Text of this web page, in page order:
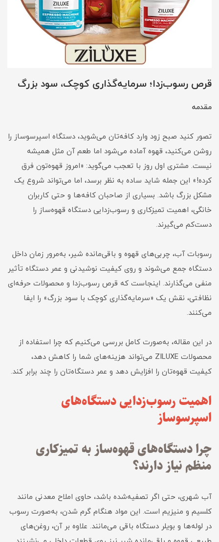
قرص رسوب‌زدا؛ سرمایه‌گذاری کوچک، سود بزرگ
مقدمه
تصور کنید صبح زود وارد کافه‌تان می‌شوید، دستگاه اسپرسوساز را
روشن می‌کنید، قهوه آماده می‌شود اما طعم آن مثل همیشه
نیست. مشتری اول روز با تعجب می‌گوید: «امروز قهوه‌تون فرق
کرده!» این جمله شاید ساده به نظر برسد، اما می‌تواند شروع یک
مشکل بزرگ باشد. بسیاری از صاحبان کافه‌ها و حتی کاربران
خانگی، اهمیت تمیزکاری و رسوب‌زدایی دستگاه قهوه‌ساز را
دست‌کم می‌گیرند.
رسوبات آب، چربی‌های قهوه و باقی‌مانده شیر، به‌مرور زمان داخل
دستگاه جمع می‌شوند و روی کیفیت نوشیدنی و عمر دستگاه تأثیر
منفی می‌گذارند. اینجاست که قرص رسوب‌زدا و محصولات حرفه‌ای
نظافتی، نقش یک «سرمایه‌گذاری کوچک با سود بزرگ» را ایفا
می‌کنند.
در این مقاله، به‌صورت کامل بررسی می‌کنیم که چرا استفاده از
محصولات ZILUXE می‌تواند هزینه‌های شما را کاهش دهد،
کیفیت قهوه‌تان را افزایش دهد و عمر دستگاه‌تان را چند برابر کند.
اهمیت رسوب‌زدایی دستگاه‌های
اسپرسوساز
چرا دستگاه‌های قهوه‌ساز به تمیزکاری
منظم نیاز دارند؟
آب شهری، حتی اگر تصفیه‌شده باشد، حاوی املاح معدنی مانند
کلسیم و منیزیم است. این مواد هنگام گرم شدن، به‌صورت رسوب
در لوله‌ها و بویلر دستگاه باقی می‌مانند. علاوه بر آن، روغن‌های